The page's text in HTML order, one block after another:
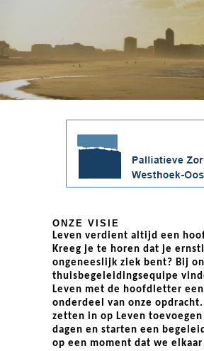
ONZE VISIE
Leven verdient altijd een
Kreeg je te horen dat je
ongeneeslijk ziek bent? Bij
thuisbegeleidingsequipe
Leven met de hoofdletter
onderdeel van onze
zetten in op Leven toevoegen
dagen en starten een
op een moment dat we elkaar